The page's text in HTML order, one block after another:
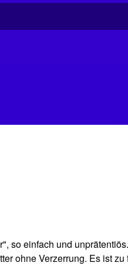
so einfach und
ohne Verzerrung. Es ist